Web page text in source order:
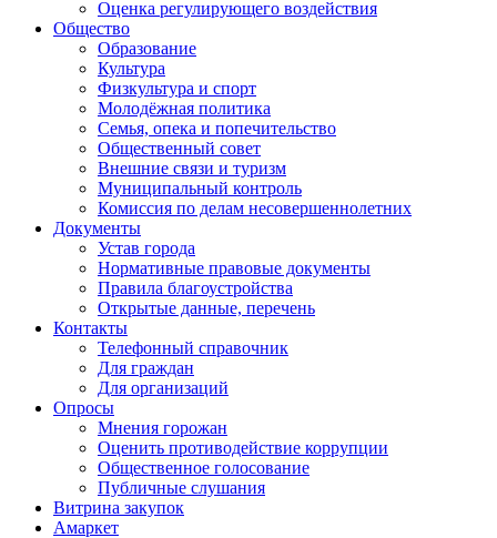
Оценка регулирующего воздействия
Общество
Образование
Культура
Физкультура и спорт
Молодёжная политика
Семья, опека и попечительство
Общественный совет
Внешние связи и туризм
Муниципальный контроль
Комиссия по делам несовершеннолетних
Документы
Устав города
Нормативные правовые документы
Правила благоустройства
Открытые данные, перечень
Контакты
Телефонный справочник
Для граждан
Для организаций
Опросы
Мнения горожан
Оценить противодействие коррупции
Общественное голосование
Публичные слушания
Витрина закупок
Амаркет